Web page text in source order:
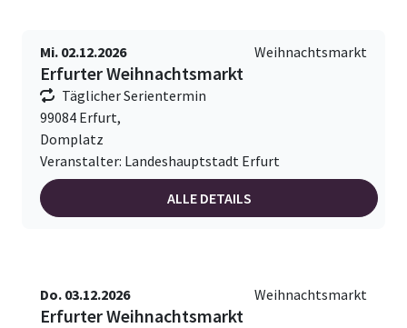
Mi. 02.12.2026 Weihnachtsmarkt
Erfurter Weihnachtsmarkt
Täglicher Serientermin
99084 Erfurt,
Domplatz
Veranstalter: Landeshauptstadt Erfurt
ALLE DETAILS
Do. 03.12.2026 Weihnachtsmarkt
Erfurter Weihnachtsmarkt